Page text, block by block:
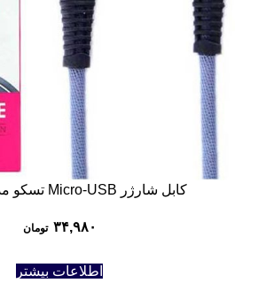
کابل شارژر Micro-USB تسکو مدل TC A32
۳۴,۹۸۰ تومان
اطلاعات بیشتر